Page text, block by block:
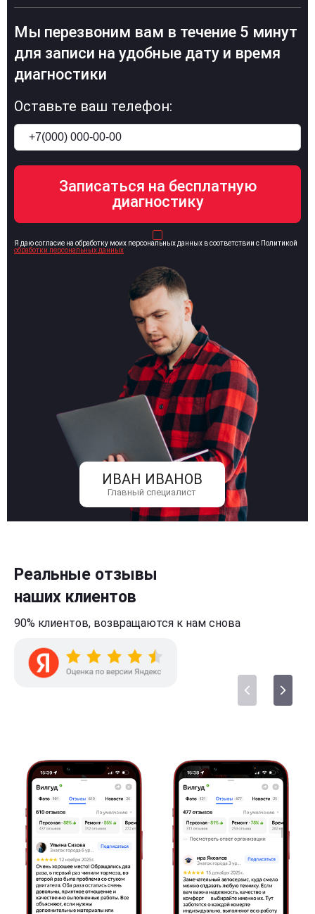
ИВАН ИВАНОВ
Главный специалист
Мы перезвоним вам в течение 5 минут
для записи на удобные дату и время
диагностики
Оставьте ваш телефон:
Я даю согласие на обработку моих персональных данных в соответствии с Политикой
обработки персональных данных
Реальные отзывы
наших клиентов
90% клиентов, возвращаются к нам снова